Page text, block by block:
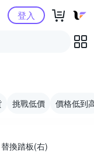
中心登入
挑戰低價 價格低到
換踏板(右)